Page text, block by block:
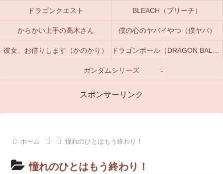
ドラゴンクエスト BLEACH（ブリーチ）
からかい上手の高木さん 僕の心のヤバイやつ（僕ヤバ）
彼女、お借りします（かのかり）
ガンダムシリーズ
スポンサーリンク
ホーム 憧れのひとはもう終わり！
憧れのひとはもう終わり！